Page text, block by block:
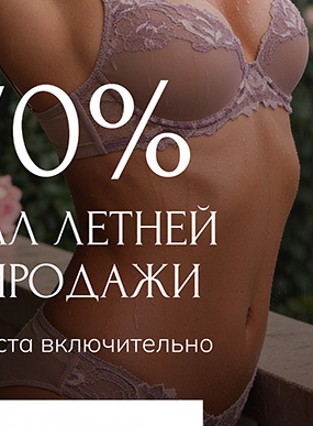
SEAFOLLY
Лиф мягкий
8 550 16 000₽